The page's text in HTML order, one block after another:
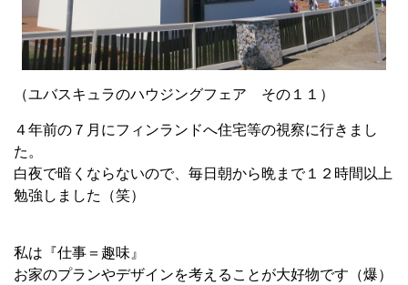
（ユバスキュラのハウジングフェア その１１）
４年前の７月にフィンランドへ住宅等の視察に行きまし
た。
白夜で暗くならないので、毎日朝から晩まで１２時間以上
勉強しました（笑）
私は『仕事＝趣味』
お家のプランやデザインを考えることが大好物です（爆）